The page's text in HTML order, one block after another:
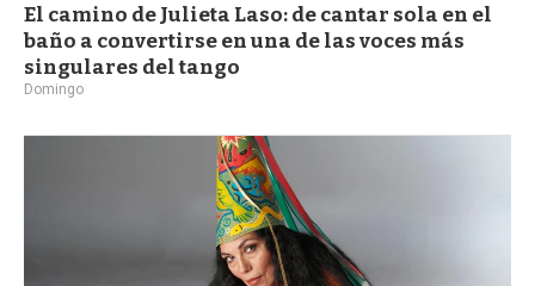
El camino de Julieta Laso: de cantar sola en el
baño a convertirse en una de las voces más
singulares del tango
Domingo